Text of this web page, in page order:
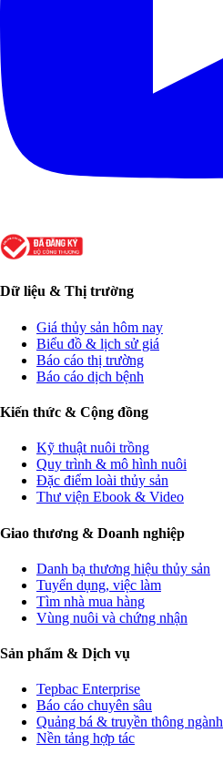
Dữ liệu & Thị trường
Giá thủy sản hôm nay
Biểu đồ & lịch sử giá
Báo cáo thị trường
Báo cáo dịch bệnh
Kiến thức & Cộng đồng
Kỹ thuật nuôi trồng
Quy trình & mô hình nuôi
Đặc điểm loài thủy sản
Thư viện Ebook & Video
Giao thương & Doanh nghiệp
Danh bạ thương hiệu thủy sản
Tuyển dụng, việc làm
Tìm nhà mua hàng
Vùng nuôi và chứng nhận
Sản phẩm & Dịch vụ
Tepbac Enterprise
Báo cáo chuyên sâu
Quảng bá & truyền thông ngành
Nền tảng hợp tác